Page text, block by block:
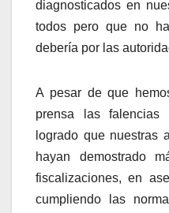
diagnosticados en
todos pero que no
debería por las
A pesar de que
prensa las
logrado que nuestras
hayan demostrado
fiscalizaciones, en
cumpliendo las